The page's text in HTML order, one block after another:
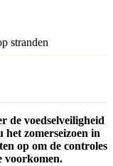
de voedselveiligheid
zomerseizoen in
op om de controles
voorkomen.